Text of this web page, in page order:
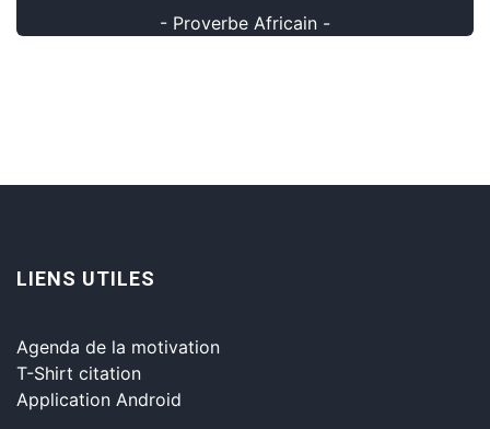
- Proverbe Africain -
LIENS UTILES
Agenda de la motivation
T-Shirt citation
Application Android